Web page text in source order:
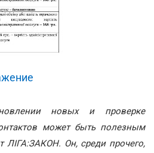
новых и проверке
может быть полезным
ЛІГА:ЗАКОН. Он, среди прочего,